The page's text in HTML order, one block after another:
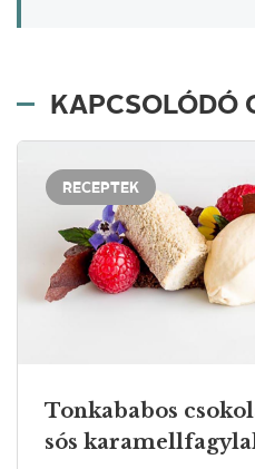
KAPCSOLÓDÓ
RECEPTEK
Tonkababos
sós